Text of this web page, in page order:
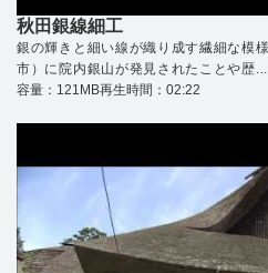
秋田銀線細工
（ダウンロードできます）
銀の輝きと細い線が織り成す繊細な模
市）に院内銀山が発見されたことや歴...
容量：121MB再生時間：02:22